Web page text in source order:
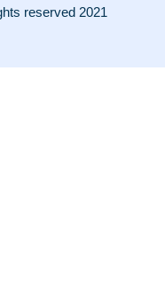
reserved 2021